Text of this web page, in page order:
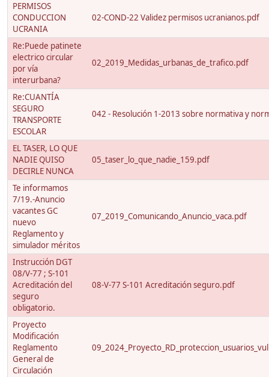
PERMISOS
CONDUCCION
UCRANIA
02-COND-22 Validez permisos ucranianos.pdf
Re:Puede patinete
electrico circular
por vía
interurbana?
02_2019_Medidas_urbanas_de_trafico.pdf
Re:CUANTÍA
SEGURO
TRANSPORTE
ESCOLAR
042 - Resolución 1-2013 sobre normativa y
EL TASER, LO QUE
NADIE QUISO
DECIRLE NUNCA
05_taser_lo_que_nadie_159.pdf
Te informamos
7/19.-Anuncio
vacantes GC
nuevo
Reglamento y
simulador méritos
07_2019_Comunicando_Anuncio_vaca.pdf
Instrucción DGT
08/V-77 ; S-101
Acreditación del
seguro
obligatorio.
08-V-77 S-101 Acreditación seguro.pdf
Proyecto
Modificación
Reglamento
General de
Circulación